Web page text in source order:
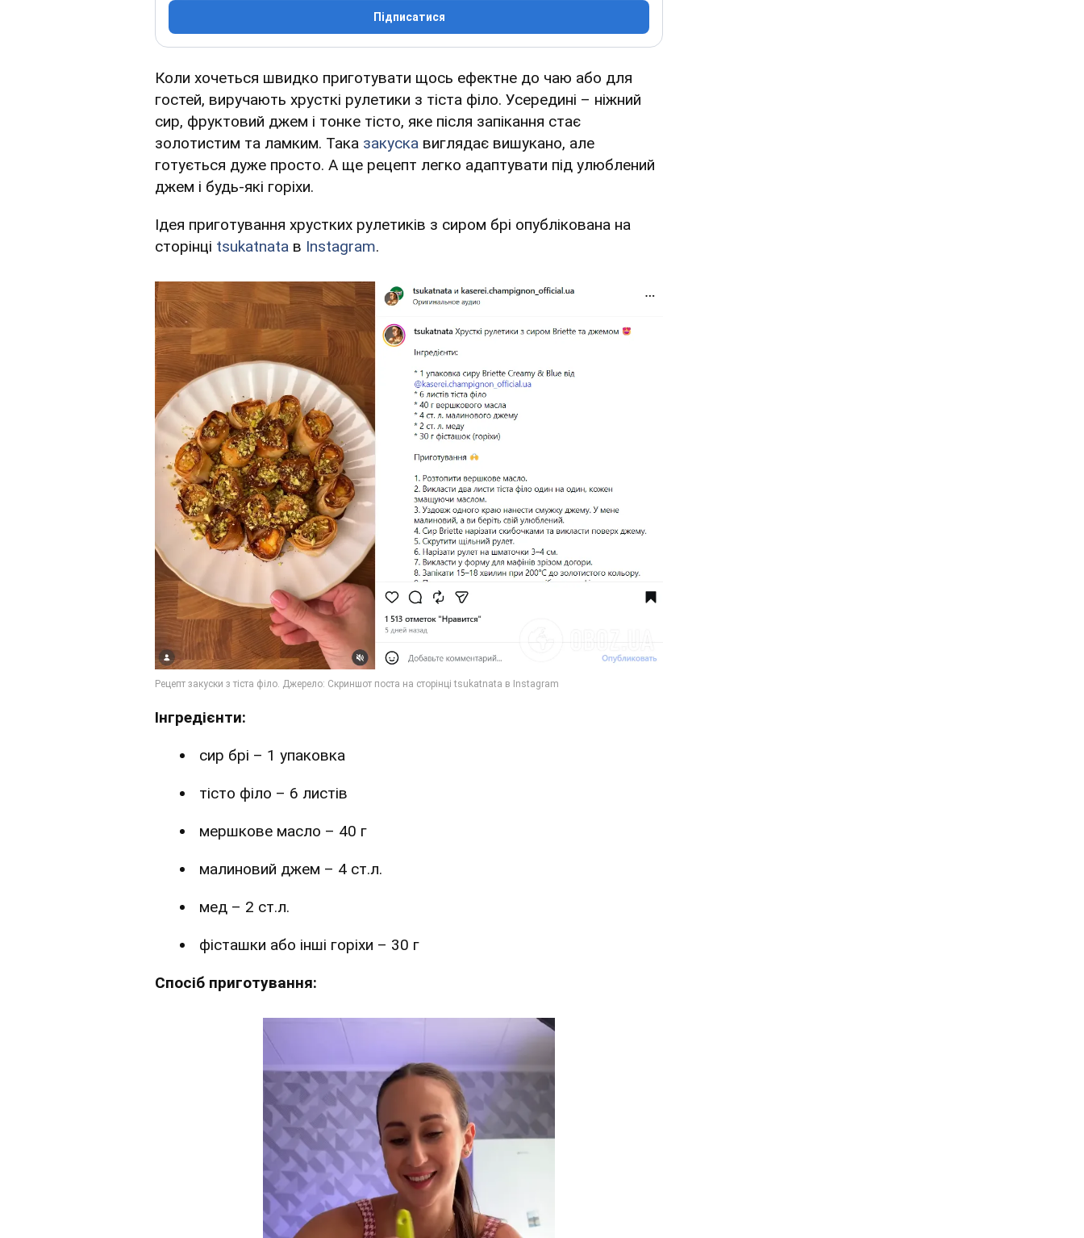
Підписатися
Коли хочеться швидко приготувати щось ефектне до чаю або для
гостей, виручають хрусткі рулетики з тіста філо. Усередині – ніжний
сир, фруктовий джем і тонке тісто, яке після запікання стає
золотистим та ламким. Така закуска виглядає вишукано, але
готується дуже просто. А ще рецепт легко адаптувати під улюблений
джем і будь-які горіхи.
Ідея приготування хрустких рулетиків з сиром брі опублікована на
сторінці tsukatnata в Instagram.
Інгредієнти:
сир брі – 1 упаковка
тісто філо – 6 листів
мершкове масло – 40 г
малиновий джем – 4 ст.л.
мед – 2 ст.л.
фісташки або інші горіхи – 30 г
Спосіб приготування: